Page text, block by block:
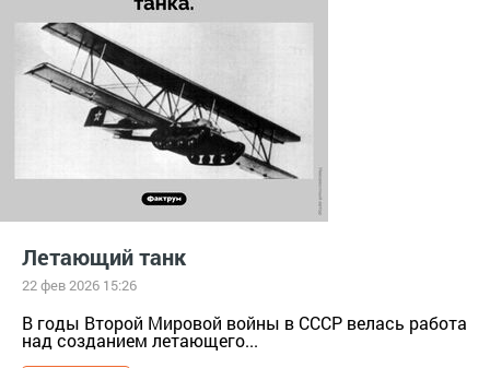
Летающий танк
22 фев 2026 15:26
В годы Второй Мировой войны в СССР велась работа
над созданием летающего...